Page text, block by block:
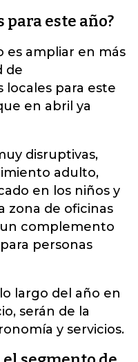
para este año?
es ampliar en más
de
para este
en abril ya
disruptivas,
adulto,
en los niños y
zona de oficinas
complemento
personas
largo del año en
serán de la
y servicios.